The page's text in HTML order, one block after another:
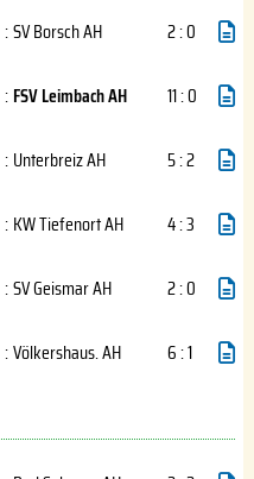
:SV Borsch AH
2 : 0
: FSV Leimbach AH
11 : 0
: Unterbreiz AH
5 : 2
: KW Tiefenort AH
4 : 3
:SV Geismar AH
2 : 0
:Völkershaus. AH 6 : 1